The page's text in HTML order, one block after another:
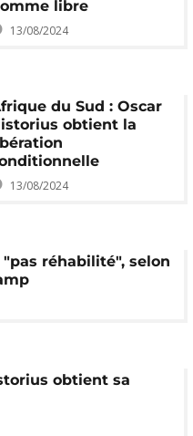
libre
13/08/2024
du Sud : Oscar
obtient la
13/08/2024
réhabilité", selon
obtient sa